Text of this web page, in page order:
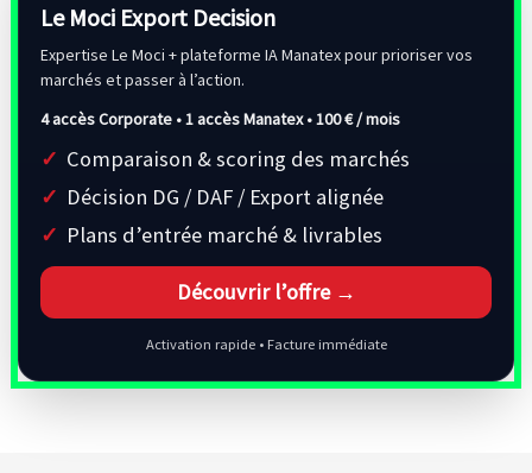
Le Moci Export Decision
Expertise Le Moci + plateforme IA Manatex pour prioriser vos
marchés et passer à l’action.
4 accès Corporate • 1 accès Manatex •100 € / mois
Comparaison & scoring des marchés
Décision DG / DAF / Export alignée
Plans d’entrée marché & livrables
Découvrir l’offre →
Activation rapide • Facture immédiate